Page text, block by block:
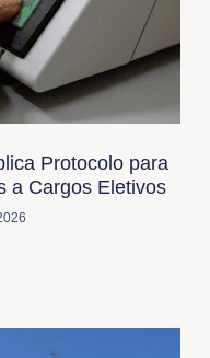
Protocolo para
a Cargos Eletivos